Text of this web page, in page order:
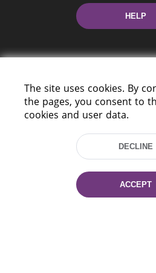
HELP
220114, Niezaležnasci Ave.
Tel.: (+375 17) 368 37 37
Fax: (+375 17) 368 97 06
E-mail: inbox@nlb.by
The site uses cookies. By
the pages, you consent to
cookies and user data.
DECLINE
ACCEPT